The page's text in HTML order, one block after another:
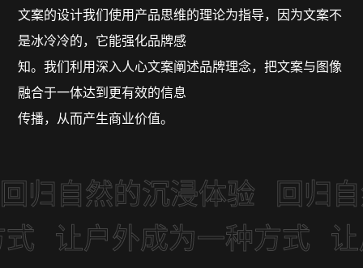
文案的设计我们使用产品思维的理论为指导，因为文案不
是冰冷冷的，它能强化品牌感
知。我们利用深入人心文案阐述品牌理念，把文案与图像
融合于一体达到更有效的信息
传播，从而产生商业价值。
回归自然的沉浸体验
回归
式
让户外成为一种方式